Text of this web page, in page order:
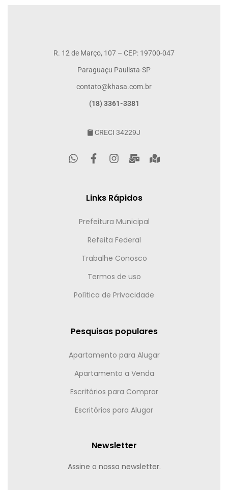
R. 12 de Março, 107 – CEP: 19700-047
Paraguaçu Paulista-SP
contato@khasa.com.br
(18) 3361-3381
CRECI 34229J
Links Rápidos
Prefeitura Municipal
Refeita Federal
Trabalhe Conosco
Termos de uso
Política de Privacidade
Pesquisas populares
Apartamento para Alugar
Apartamento a Venda
Escritórios para Comprar
Escritórios para Alugar
Newsletter
Assine a nossa newsletter.